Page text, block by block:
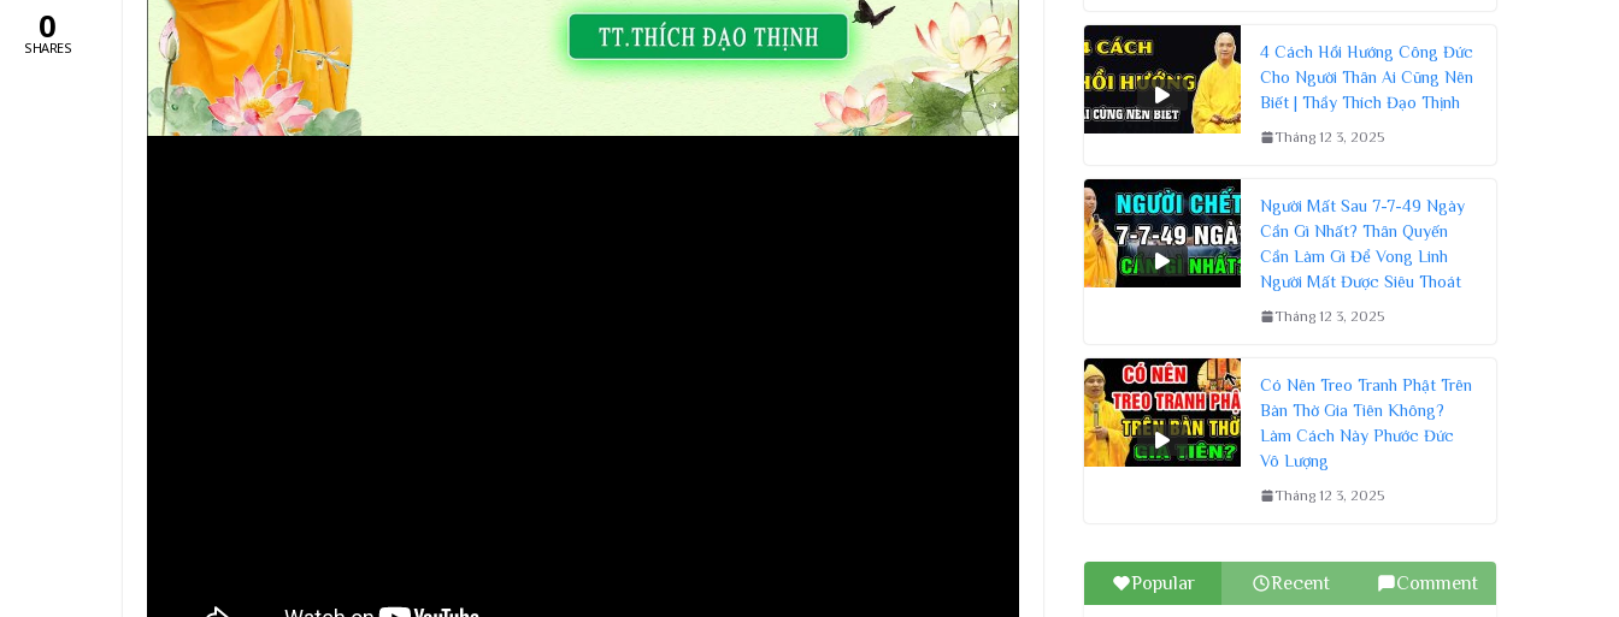
4 Cách Hồi Hướng Công Đức
Cho Người Thân Ai Cũng Nên
Biết | Thầy Thích Đạo Thịnh
Tháng 12 3, 2025
Người Mất Sau 7-7-49 Ngày
Cần Gì Nhất? Thân Quyến
Cần Làm Gì Để Vong Linh
Người Mất Được Siêu Thoát
Tháng 12 3, 2025
Có Nên Treo Tranh Phật Trên
Bàn Thờ Gia Tiên Không?
Làm Cách Này Phước Đức
Vô Lượng
Tháng 12 3, 2025
Popular Recent Comment
0
SHARES